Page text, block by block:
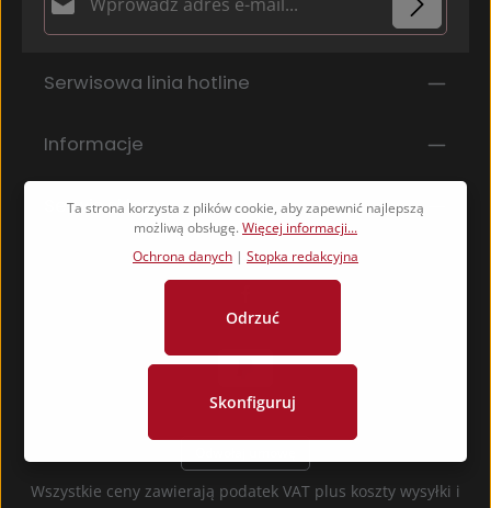
Wybierając kontynuuj potwierdzasz, że przeczytałeś
zaakceptowałeś nasze
Pola oznaczone gwiazdką (*) są polami obowiązkowymi.
Serwisowa linia hotline
Informacje
Serwis sklepu
Wszystkie ceny zawierają podatek VAT plus koszty wysyłki i
Ta strona korzysta z plików cookie, aby zapewnić najlepszą
możliwą obsługę. Więcej informacji...
Ochrona danych | Stopka redakcyjna
Odrzuć
Skonfiguruj